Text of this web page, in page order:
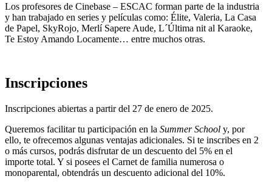
Los profesores de Cinebase – ESCAC forman parte de la industria
y han trabajado en series y películas como: Élite, Valeria, La Casa
de Papel, SkyRojo, Merlí Sapere Aude, L´Última nit al Karaoke,
Te Estoy Amando Locamente… entre muchos otras.
Inscripciones
Inscripciones abiertas a partir del 27 de enero de 2025.
Queremos facilitar tu participación en la Summer School y, por
ello, te ofrecemos algunas ventajas adicionales. Si te inscribes en 2
o más cursos, podrás disfrutar de un descuento del 5% en el
importe total. Y si posees el Carnet de familia numerosa o
monoparental, obtendrás un descuento adicional del 10%.